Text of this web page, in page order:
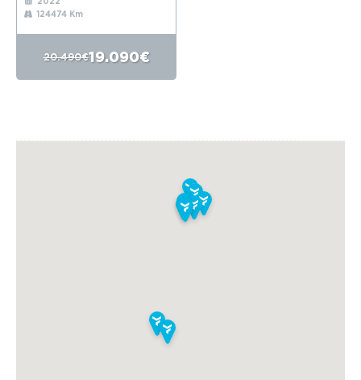
124474 Km
20.490€19.090€